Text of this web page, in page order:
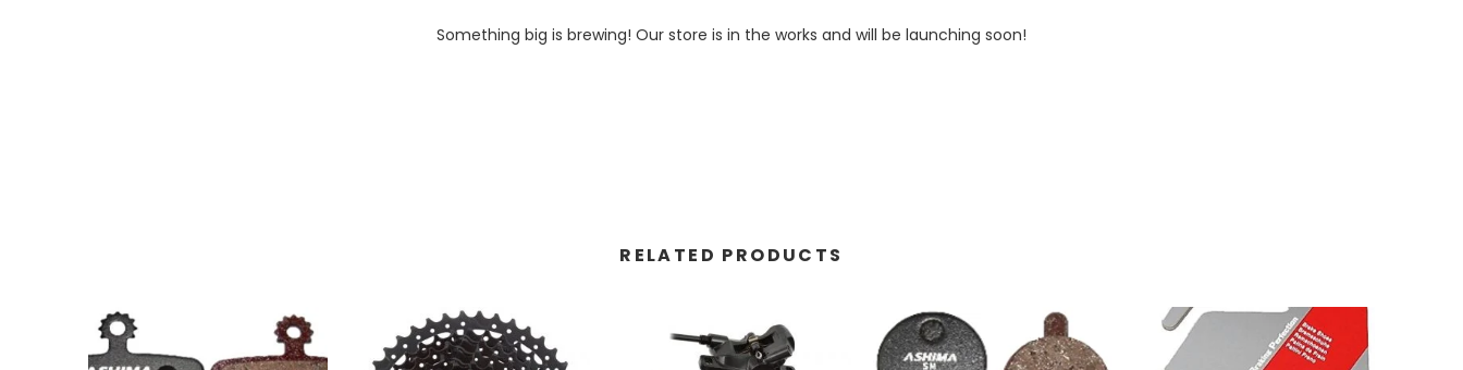
Something big is brewing! Our store is in the works and will be launching soon!
RELATED PRODUCTS